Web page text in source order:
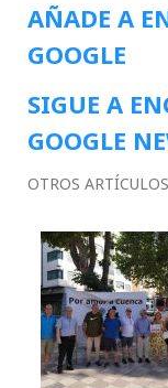
AÑADE A
GOOGLE
SIGUE A
GOOGLE
OTROS